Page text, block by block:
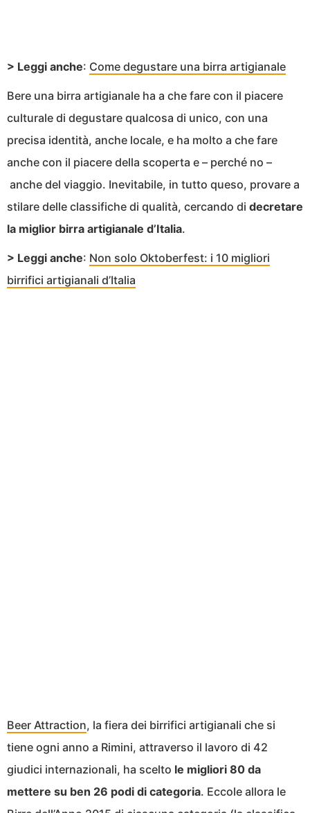
> Leggi anche: Come degustare una birra artigianale
Bere una birra artigianale ha a che fare con il piacere
culturale di degustare qualcosa di unico, con una
precisa identità, anche locale, e ha molto a che fare
anche con il piacere della scoperta e – perché no –
anche del viaggio. Inevitabile, in tutto queso, provare a
stilare delle classifiche di qualità, cercando di decretare
la miglior birra artigianale d’Italia.
> Leggi anche: Non solo Oktoberfest: i 10 migliori
birrifici artigianali d’Italia
Beer Attraction, la fiera dei birrifici artigianali che si
tiene ogni anno a Rimini, attraverso il lavoro di 42
giudici internazionali, ha scelto le migliori 80 da
mettere su ben 26 podi di categoria. Eccole allora le